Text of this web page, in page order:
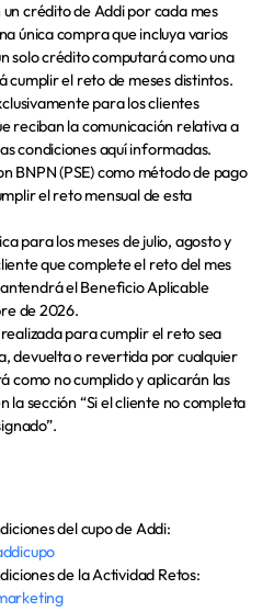
un crédito de Addi por cada mes
única compra que incluya varios
solo crédito computará como una
cumplir el reto de meses distintos.
para los clientes
reciban la comunicación relativa a
condiciones aquí informadas.
BNPN (PSE) como método de pago
el reto mensual de esta
para los meses de julio, agosto y
que complete el reto del mes
el Beneficio Aplicable
de 2026.
para cumplir el reto sea
devuelta o revertida por cualquier
como no cumplido y aplicarán las
la sección “Si el cliente no completa